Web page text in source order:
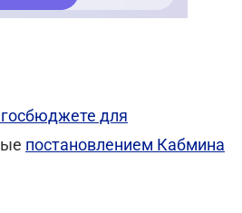
для
постановлением Кабмина